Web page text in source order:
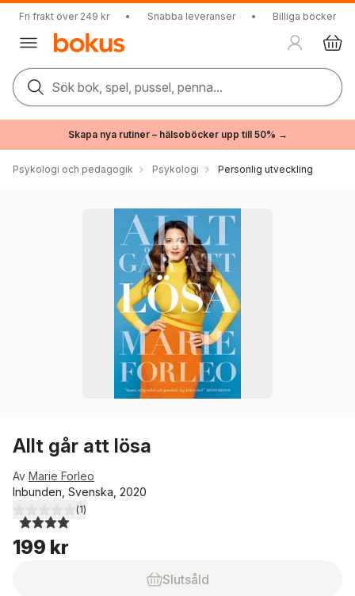
Fri frakt över 249 kr • Snabba leveranser • Billiga böcker
Sök bok, spel, pussel, penna...
Skapa nya rutiner – hälsoböcker upp till 50% →
Psykologi och pedagogik Psykologi Personlig utveckling
Allt går att lösa
Av Marie Forleo
Inbunden, Svenska, 2020
4,0utav 5 stjärnor. Totalt antal röster:
(1)
199 kr
Slutsåld